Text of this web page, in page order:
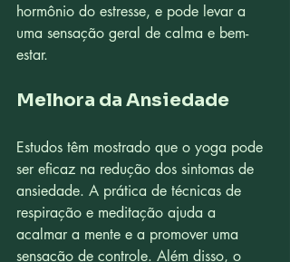
hormônio do estresse, e pode levar a
uma sensação geral de calma e bem-
estar.
Melhora da Ansiedade
Estudos têm mostrado que o yoga pode
ser eficaz na redução dos sintomas de
ansiedade. A prática de técnicas de
respiração e meditação ajuda a
acalmar a mente e a promover uma
sensação de controle. Além disso, o